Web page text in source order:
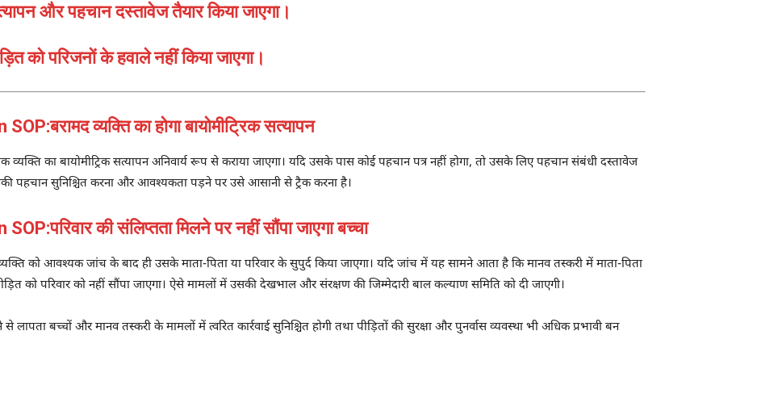
और पहचान दस्तावेज तैयार किया जाएगा।
को परिजनों के हवाले नहीं किया जाएगा।
व्यक्ति का होगा बायोमीट्रिक सत्यापन
का बायोमीट्रिक सत्यापन अनिवार्य रूप से कराया जाएगा। यदि उसके पास कोई पहचान पत्र नहीं होगा, तो उसके लिए पहचान संबंधी दस्तावेज
पहचान सुनिश्चित करना और आवश्यकता पड़ने पर उसे आसानी से ट्रैक करना है।
की संलिप्तता मिलने पर नहीं सौंपा जाएगा बच्चा
को आवश्यक जांच के बाद ही उसके माता-पिता या परिवार के सुपुर्द किया जाएगा। यदि जांच में यह सामने आता है कि मानव तस्करी में माता-पिता
को परिवार को नहीं सौंपा जाएगा। ऐसे मामलों में उसकी देखभाल और संरक्षण की जिम्मेदारी बाल कल्याण समिति को दी जाएगी।
बच्चों और मानव तस्करी के मामलों में त्वरित कार्रवाई सुनिश्चित होगी तथा पीड़ितों की सुरक्षा और पुनर्वास व्यवस्था भी अधिक प्रभावी बन